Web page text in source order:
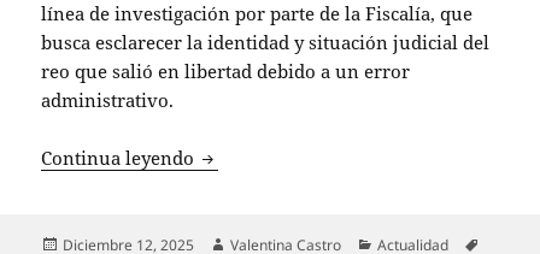
línea de investigación por parte de la Fiscalía, que
busca esclarecer la identidad y situación judicial del
reo que salió en libertad debido a un error
administrativo.
Continua leyendo Liberación errónea de reo en
Publicado
Diciembre 12, 2025 Autor
Valentina Castro Categorías
Actualidad